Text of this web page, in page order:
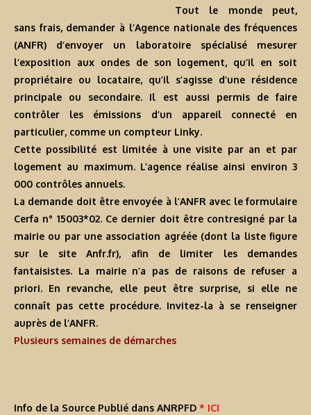
Tout le monde peut,
sans frais, demander à l’Agence nationale des fréquences
(ANFR) d’envoyer un laboratoire spécialisé mesurer
l’exposition aux ondes de son logement, qu’il en soit
propriétaire ou locataire, qu’il s’agisse d’une résidence
principale ou secondaire. Il est aussi permis de faire
contrôler les émissions d’un appareil connecté en
particulier, comme un compteur Linky.
Cette possibilité est limitée à une visite par an et par
logement au maximum. L’agence réalise ainsi environ 3
000 contrôles annuels.
La demande doit être envoyée à l’ANFR avec le formulaire
Cerfa n° 15003*02. Ce dernier doit être contresigné par la
mairie ou par une association agréée (dont la liste figure
sur le site Anfr.fr), afin de limiter les demandes
fantaisistes. La mairie n’a pas de raisons de refuser a
priori. En revanche, elle peut être surprise, si elle ne
connaît pas cette procédure. Invitez-la à se renseigner
auprès de l’ANFR.
Plusieurs semaines de démarches
Info de la Source Publié dans ANRPFD * ICI